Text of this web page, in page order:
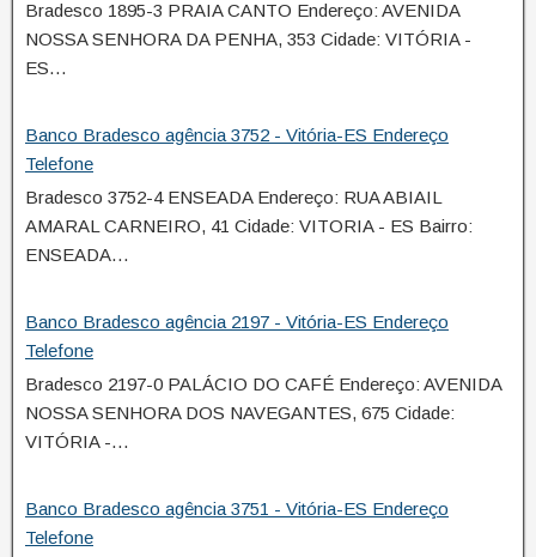
Bradesco 1895-3 PRAIA CANTO Endereço: AVENIDA
NOSSA SENHORA DA PENHA, 353 Cidade: VITÓRIA -
ES…
Banco Bradesco agência 3752 - Vitória-ES Endereço
Telefone
Bradesco 3752-4 ENSEADA Endereço: RUA ABIAIL
AMARAL CARNEIRO, 41 Cidade: VITORIA - ES Bairro:
ENSEADA…
Banco Bradesco agência 2197 - Vitória-ES Endereço
Telefone
Bradesco 2197-0 PALÁCIO DO CAFÉ Endereço: AVENIDA
NOSSA SENHORA DOS NAVEGANTES, 675 Cidade:
VITÓRIA -…
Banco Bradesco agência 3751 - Vitória-ES Endereço
Telefone